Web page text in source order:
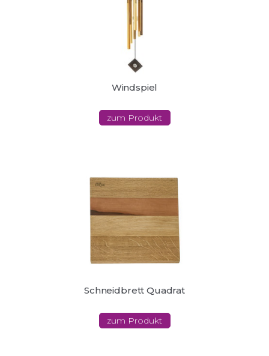
Windspiel
zum Produkt
Schneidbrett Quadrat
zum Produkt